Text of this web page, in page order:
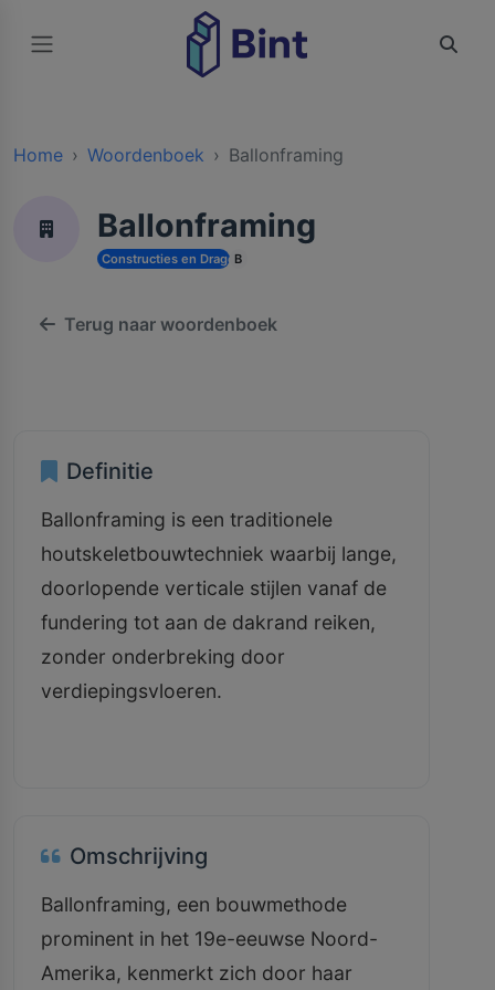
Home Woordenboek Ballonframing
Ballonframing
Constructies en Dragende Structuren
B
Terug naar woordenboek
Definitie
Ballonframing is een traditionele
houtskeletbouwtechniek waarbij lange,
doorlopende verticale stijlen vanaf de
fundering tot aan de dakrand reiken,
zonder onderbreking door
verdiepingsvloeren.
Omschrijving
Ballonframing, een bouwmethode
prominent in het 19e-eeuwse Noord-
Amerika, kenmerkt zich door haar